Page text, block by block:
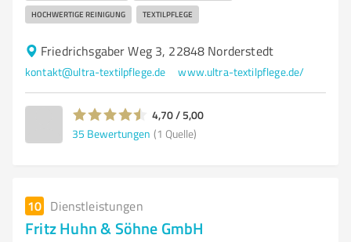
HOCHWERTIGE REINIGUNG TEXTILPFLEGE
Friedrichsgaber Weg 3, 22848 Norderstedt
kontakt@ultra-textilpflege.de www.ultra-textilpflege.de/
4,70 / 5,00
35 Bewertungen (1 Quelle)
10 Dienstleistungen
Fritz Huhn & Söhne GmbH